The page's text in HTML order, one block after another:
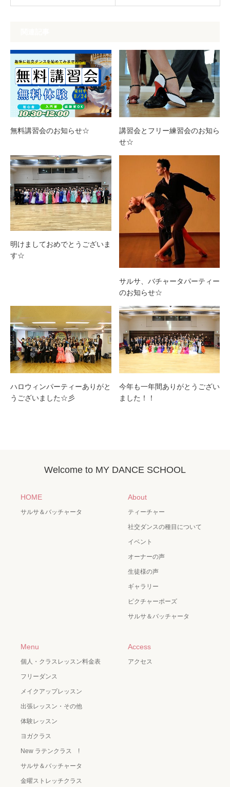
無料講習会のお知らせ☆
講習会とフリー練習会のお知ら
せ☆
明けましておめでとうございま
す☆
サルサ、バチャータパーティー
のお知らせ☆
ハロウィンパーティーありがと
うございました☆彡
今年も一年間ありがとうござい
ました！！
Welcome to MY DANCE SCHOOL
HOME
サルサ＆バッチャータ
About
ティーチャー
社交ダンスの種目について
イベント
オーナーの声
生徒様の声
ギャラリー
ピクチャーポーズ
サルサ＆バッチャータ
Menu
個人・クラスレッスン料金表
フリーダンス
メイクアップレッスン
出張レッスン・その他
体験レッスン
ヨガクラス
New ラテンクラス !
サルサ＆バッチャータ
金曜ストレッチクラス
Access
アクセス